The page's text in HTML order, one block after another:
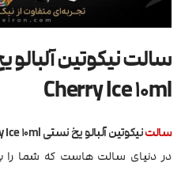
Cherry Ice 10ml
سالتنیکوتین آلبالو یخ نستی Nasty LIQ Cherry Ice 10ml
در دنیای سالت هاست که شما را